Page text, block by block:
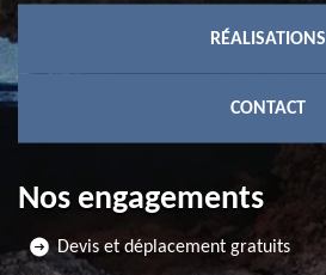
RÉALISATIONS
CONTACT
Nos engagements
Devis et déplacement gratuits